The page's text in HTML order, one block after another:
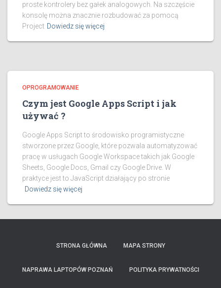
proste kontrolery bez gałek analogowych. Na szczęście
konsolę można znacznie rozbudować za pomocą
Project Dowiedz się więcej
OPROGRAMOWANIE
Czym jest Google Apps Script i jak
używać ?
Google Apps Script to środowisko programistyczne
stworzone przez Google, które pozwala automatyzować
pracę w usługach Google Workspace takich jak Google
Sheets, Google Docs, Gmail czy Google Drive. W
praktyce jest to JavaScript działający po stronie
Dowiedz się więcej
STRONA GŁÓWNA MAPA STRONY
NAPRAWA LAPTOPÓW POZNAŃ POLITYKA PRYWATNOŚCI